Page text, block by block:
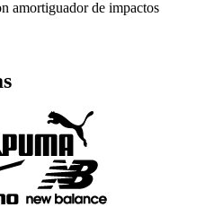
amortiguador de impactos